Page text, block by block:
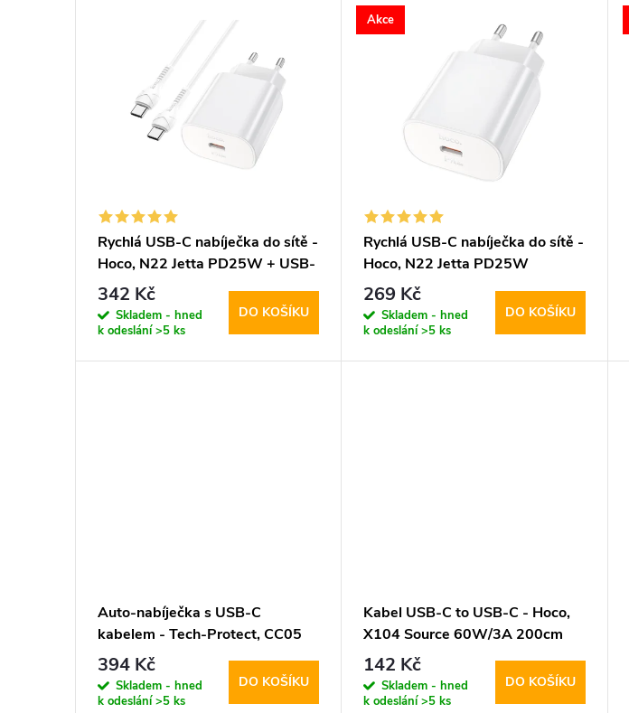
t
d
Rychlá USB-C nabíječka do sítě -
Hoco, N22 Jetta PD25W + USB-
C kabel
342 Kč
Skladem - hned
k odeslání>5 ks
DO KOŠÍKU
Akce
Rychlá USB-C nabíječka do sítě -
Hoco, N22 Jetta PD25W
269 Kč
Skladem - hned
k odeslání>5 ks
DO KOŠÍKU
Auto-nabíječka s USB-C
kabelem - Tech-Protect, CC05
2-port PD60W
394 Kč
Skladem - hned
k odeslání>5 ks
DO KOŠÍKU
Kabel USB-C to USB-C - Hoco,
X104 Source 60W/3A 200cm
Black
142 Kč
Skladem - hned
k odeslání>5 ks
DO KOŠÍKU